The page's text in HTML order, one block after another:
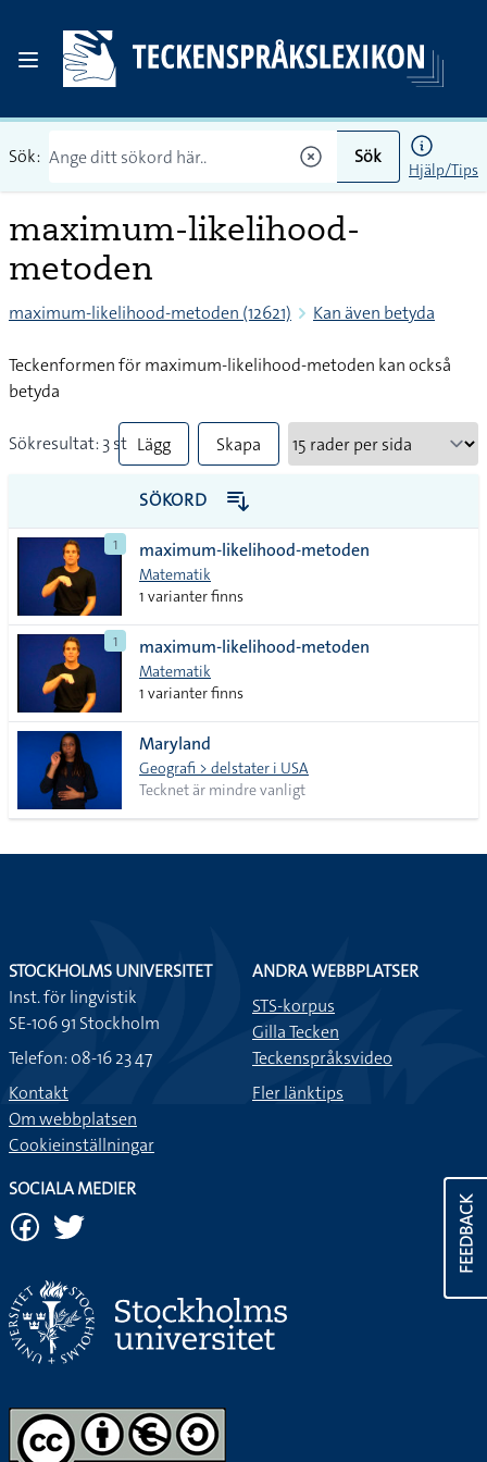
Sök: Sök
Hjälp/Tips
maximum-likelihood-
metoden
maximum-likelihood-metoden (12621) Kan även betyda
Teckenformen för maximum-likelihood-metoden kan också
betyda
Sökresultat: 3 st Lägg
till
alla i
lista
Skapa
PDF
SÖKORD
1 maximum-likelihood-metoden
Matematik
1 varianter finns
1 maximum-likelihood-metoden
Matematik
1 varianter finns
Maryland
Geografi > delstater i USA
Tecknet är mindre vanligt
FEEDBACK
STOCKHOLMS UNIVERSITET
Inst. för lingvistik
SE-106 91 Stockholm
Telefon: 08-16 23 47
Kontakt
Om webbplatsen
Cookieinställningar
ANDRA WEBBPLATSER
STS-korpus
Gilla Tecken
Teckenspråksvideo
Fler länktips
SOCIALA MEDIER